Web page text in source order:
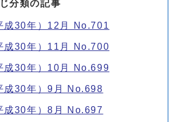
分類の記事
成30年）12月 No.701
成30年）11月 No.700
成30年）10月 No.699
成30年）9月 No.698
成30年）8月 No.697